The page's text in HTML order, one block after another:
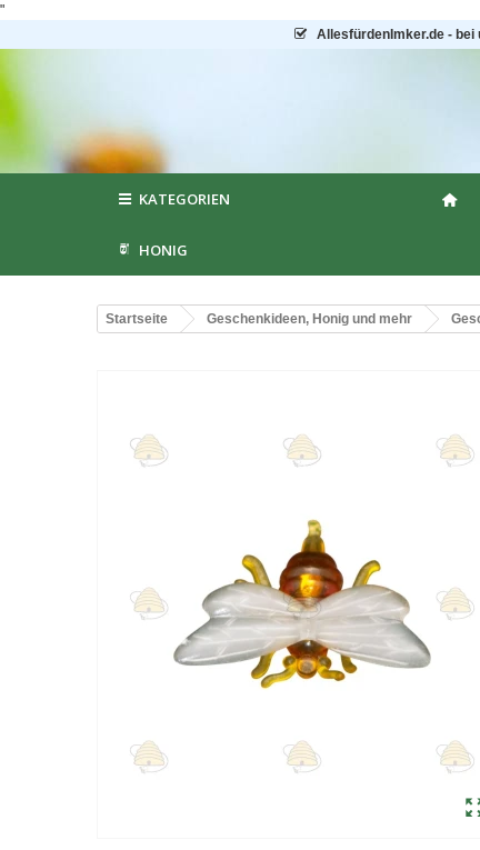
"
AllesfürdenImker.de - bei
KATEGORIEN
HONIG
Startseite Geschenkideen, Honig und mehr